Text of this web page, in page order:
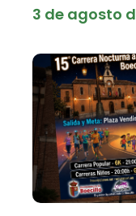
3 de agosto